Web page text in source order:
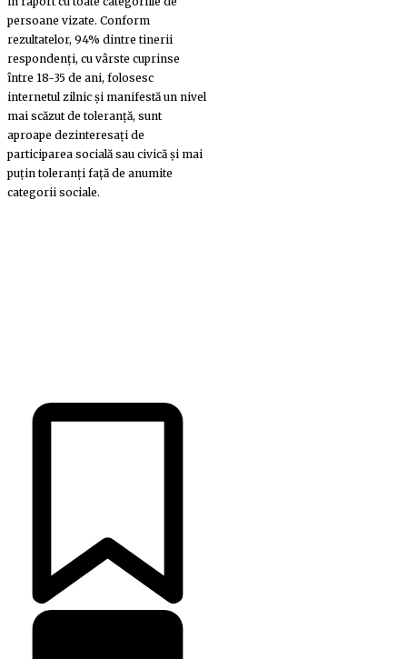
persoane vizate. Conform
rezultatelor, 94% dintre tinerii
respondenţi, cu vârste cuprinse
între 18-35 de ani, folosesc
internetul zilnic şi manifestă un nivel
mai scăzut de toleranţă, sunt
aproape dezinteresaţi de
participarea socială sau civică şi mai
puţin toleranţi faţă de anumite
categorii sociale.